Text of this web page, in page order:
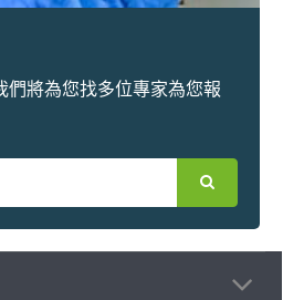
們將為您找多位專家為您報